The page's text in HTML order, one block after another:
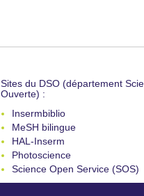
Sites du DSO (département
Ouverte) :
Insermbiblio
MeSH bilingue
HAL-Inserm
Photoscience
Science Open Service (SOS)